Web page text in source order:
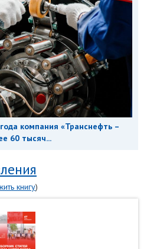
компания «Транснефть –
60 тысяч...
книгу)